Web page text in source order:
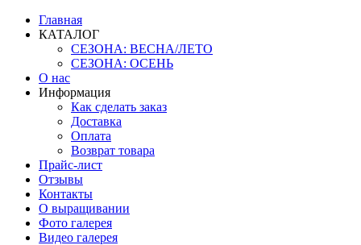
Главная
КАТАЛОГ
СЕЗОНА: ВЕСНА/ЛЕТО
СЕЗОНА: ОСЕНЬ
О нас
Информация
Как сделать заказ
Доставка
Оплата
Возврат товара
Прайс-лист
Отзывы
Контакты
О выращивании
Фото галерея
Видео галерея